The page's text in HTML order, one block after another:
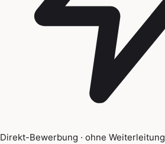
Direkt-Bewerbung · ohne Weiterleitung